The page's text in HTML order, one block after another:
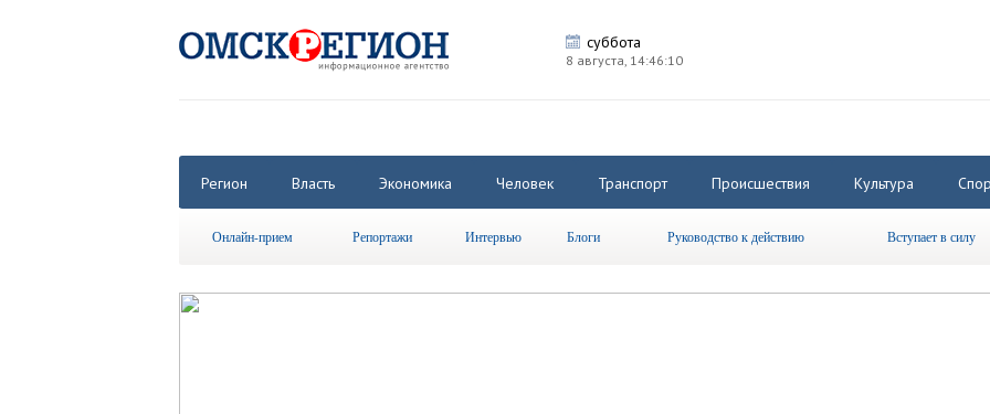
суббота
8 августа, 14:46:11
Регион Власть Экономика Человек Транспорт Происшествия Культура
Онлайн-прием Репортажи Интервью Блоги Руководство к действию Вступает в силу